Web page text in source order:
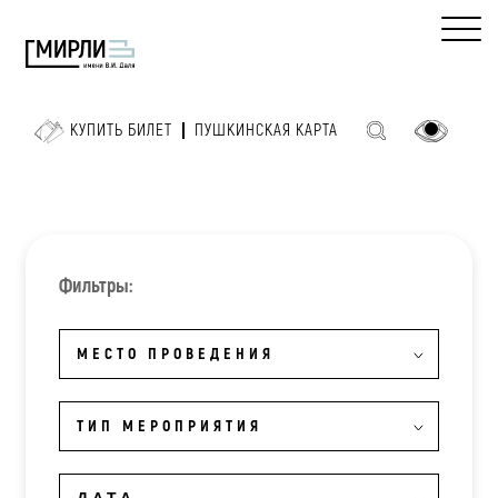
КУПИТЬ БИЛЕТ ПУШКИНСКАЯ КАРТА
Фильтры:
МЕСТО ПРОВЕДЕНИЯ
ТИП МЕРОПРИЯТИЯ